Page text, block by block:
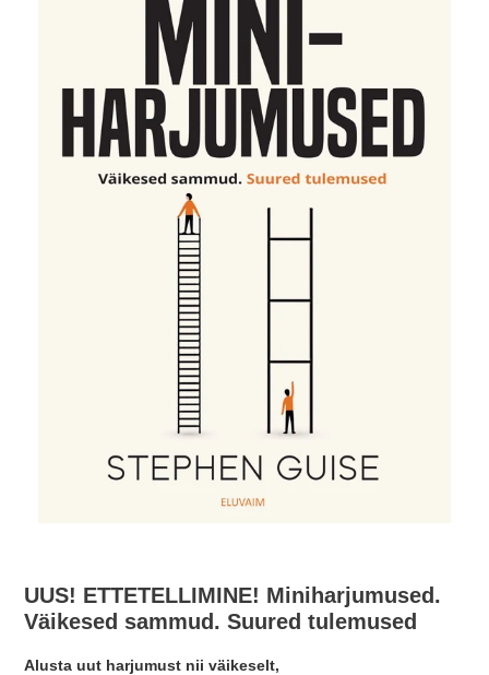
UUS! ETTETELLIMINE! Miniharjumused.
Väikesed sammud. Suured tulemused
Alusta uut harjumust nii väikeselt,